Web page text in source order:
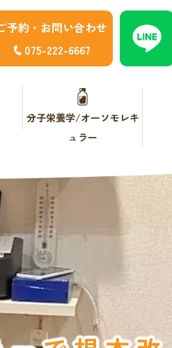
予約・お問い合わせ
075-222-6667
分子栄養学/オーソモレキ
ュラー